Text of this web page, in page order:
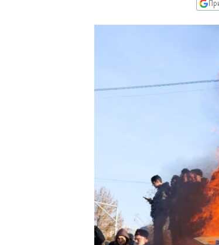
ПОДПИШИТЕСЬ НА РАССЫЛКУ